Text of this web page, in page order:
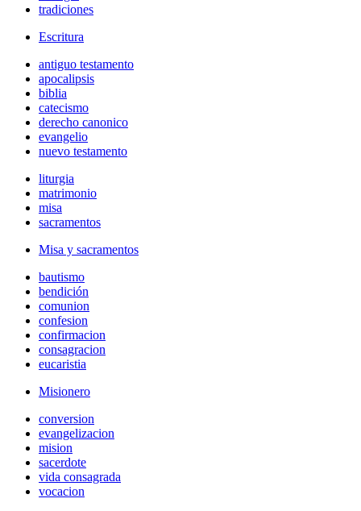
tradiciones
Escritura
antiguo testamento
apocalipsis
biblia
catecismo
derecho canonico
evangelio
nuevo testamento
liturgia
matrimonio
misa
sacramentos
Misa y sacramentos
bautismo
bendición
comunion
confesion
confirmacion
consagracion
eucaristia
Misionero
conversion
evangelizacion
mision
sacerdote
vida consagrada
vocacion